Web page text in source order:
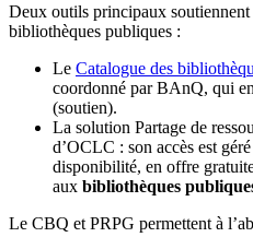
Deux outils principaux soutiennent
bibliothèques publiques :
Le Catalogue des
coordonné par BAnQ, qui
(soutien).
La solution Partage de
d’OCLC : son accès est
disponibilité, en offre
aux bibliothèques
Le CBQ et PRPG permettent à